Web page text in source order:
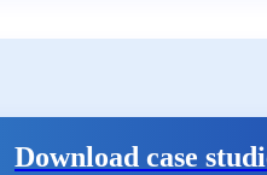
Download case